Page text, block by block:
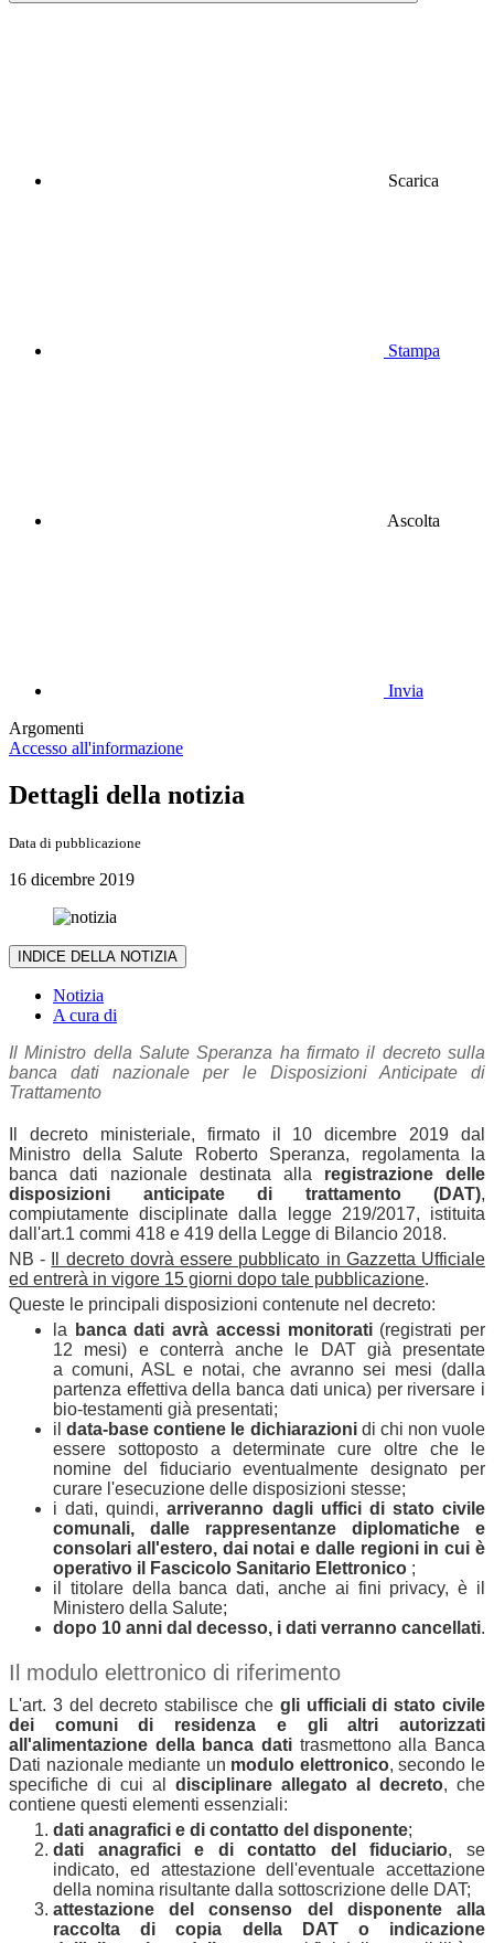
Scarica
Stampa
Ascolta
Invia
Argomenti
Accesso all'informazione
Dettagli della notizia
Data di pubblicazione
16 dicembre 2019
INDICE DELLA NOTIZIA
Notizia
A cura di
Il Ministro della Salute Speranza ha firmato il decreto sulla
banca dati nazionale per le Disposizioni Anticipate di
Trattamento
Il decreto ministeriale, firmato il 10 dicembre 2019 dal
Ministro della Salute Roberto Speranza, regolamenta la
banca dati nazionale destinata alla registrazione delle
disposizioni anticipate di trattamento (DAT),
compiutamente disciplinate dalla legge 219/2017, istituita
dall'art.1 commi 418 e 419 della Legge di Bilancio 2018.
NB -
Il decreto dovrà essere pubblicato in Gazzetta Ufficiale
ed entrerà in vigore 15 giorni dopo tale pubblicazione.
Queste le principali disposizioni contenute nel decreto:
la
banca dati avrà accessi monitorati(registrati per
12 mesi) e conterrà anche le DAT già presentate
a comuni, ASL e notai, che avranno sei mesi (dalla
partenza effettiva della banca dati unica) per riversare i
bio-testamenti già presentati;
ildata-base contiene le dichiarazionidi chi non vuole
essere sottoposto a determinate cure oltre che le
nomine del fiduciario eventualmente designato per
curare l'esecuzione delle disposizioni stesse;
i dati, quindi,arriveranno dagli uffici di stato civile
comunali, dalle rappresentanze diplomatiche e
consolari all'estero, dai notai e dalle regioni in cui è
operativo il Fascicolo Sanitario Elettronico ;
il titolare della banca dati, anche ai fini privacy, è il
Ministero della Salute;
dopo 10 anni dal decesso, i dati verranno cancellati.
Il modulo elettronico di riferimento
L'art. 3 del decreto stabilisce che gli ufficiali di stato civile
dei comuni di residenza e gli altri autorizzati
all'alimentazione della banca dati trasmettono alla Banca
Dati nazionale mediante un modulo elettronico, secondo le
specifiche di cui al disciplinare allegato al decreto, che
contiene questi elementi essenziali:
dati anagrafici e di contatto del disponente;
dati anagrafici e di contatto del fiduciario, se
indicato, ed attestazione dell'eventuale accettazione
della nomina risultante dalla sottoscrizione delle DAT;
attestazione del consenso del disponente alla
raccolta di copia della DAT o indicazione